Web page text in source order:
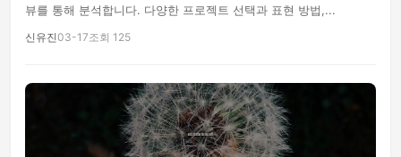
뷰를 통해 분석합니다. 다양한 프로젝트 선택과 표현 방법,...
신유진03-17조회 125